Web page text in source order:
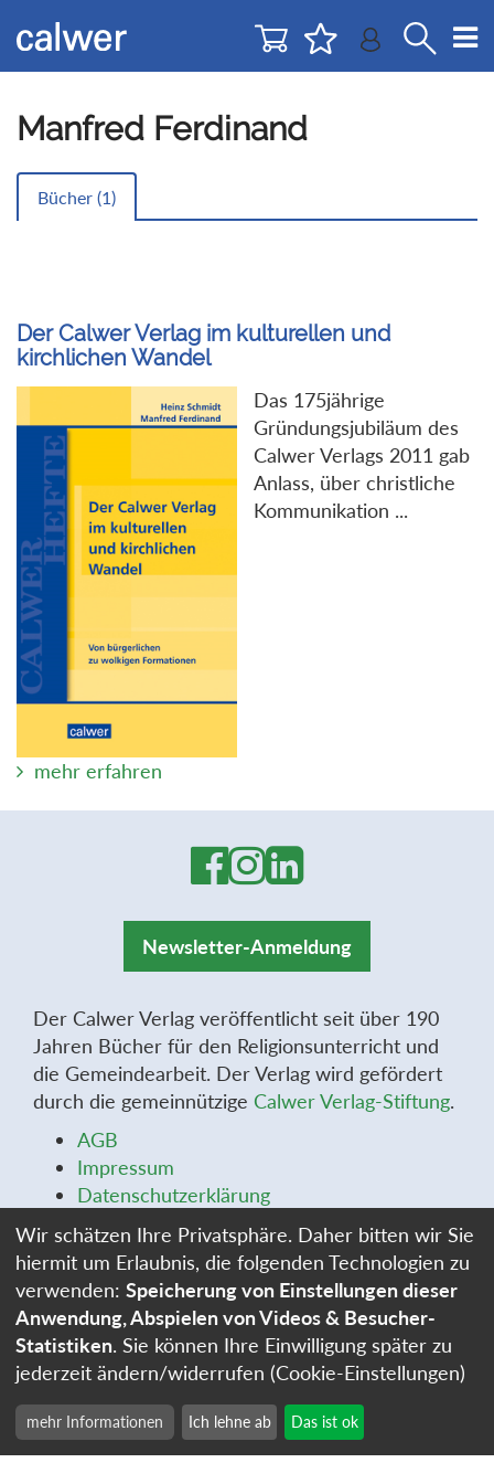
zur
Navigation
zum
Inhalt
Manfred Ferdinand
Bücher (1)
Der Calwer Verlag im kulturellen und
kirchlichen Wandel
Das 175jährige
Gründungsjubiläum des
Calwer Verlags 2011 gab
Anlass, über christliche
Kommunikation ...
mehr erfahren
Newsletter-Anmeldung
Der Calwer Verlag veröffentlicht seit über 190
Jahren Bücher für den Religionsunterricht und
die Gemeindearbeit. Der Verlag wird gefördert
durch die gemeinnützige Calwer Verlag-Stiftung.
AGB
Impressum
Datenschutzerklärung
Widerrufsbelehrung
Widerrufsformular
Stellenangebote
Cookie-Einstellungen
Wir schätzen Ihre Privatsphäre. Daher bitten wir Sie
hiermit um Erlaubnis, die folgenden Technologien zu
verwenden: Speicherung von Einstellungen dieser
Anwendung, Abspielen von Videos & Besucher-
Statistiken. Sie können Ihre Einwilligung später zu
jederzeit ändern/widerrufen (Cookie-Einstellungen)
mehr Informationen Ich lehne ab Das ist ok